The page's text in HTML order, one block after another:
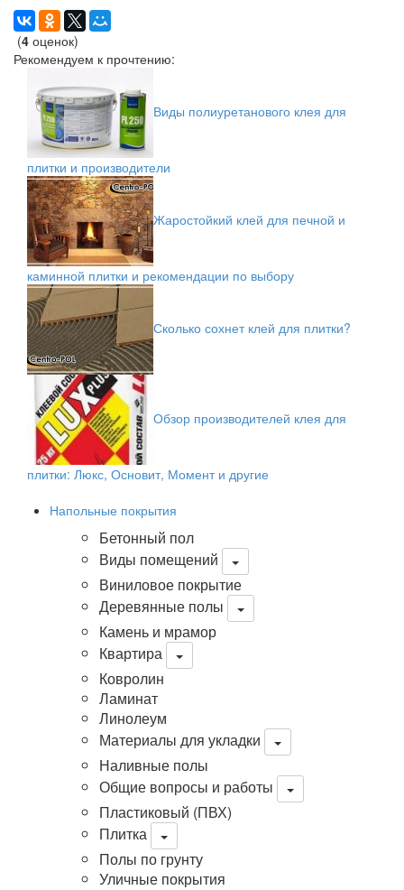
(4 оценок)
Рекомендуем к прочтению:
Виды полиуретанового клея для
плитки и производители
Жаростойкий клей для печной и
каминной плитки и рекомендации по выбору
Сколько сохнет клей для плитки?
Обзор производителей клея для
плитки: Люкс, Основит, Момент и другие
Напольные покрытия
Бетонный пол
Виды помещений
Виниловое покрытие
Деревянные полы
Камень и мрамор
Квартира
Ковролин
Ламинат
Линолеум
Материалы для укладки
Наливные полы
Общие вопросы и работы
Пластиковый (ПВХ)
Плитка
Полы по грунту
Уличные покрытия